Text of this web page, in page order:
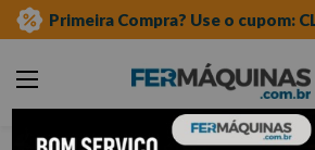
Primeira Compra? Use o cupom: